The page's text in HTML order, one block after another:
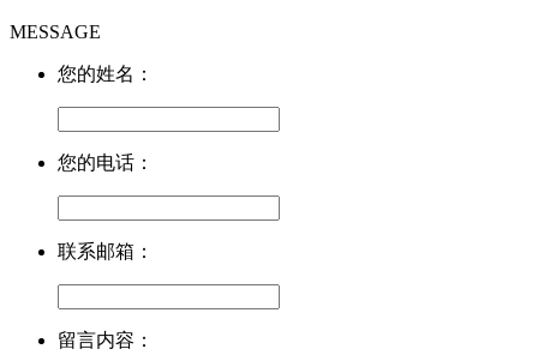
MESSAGE
您的姓名：
您的电话：
联系邮箱：
留言内容：